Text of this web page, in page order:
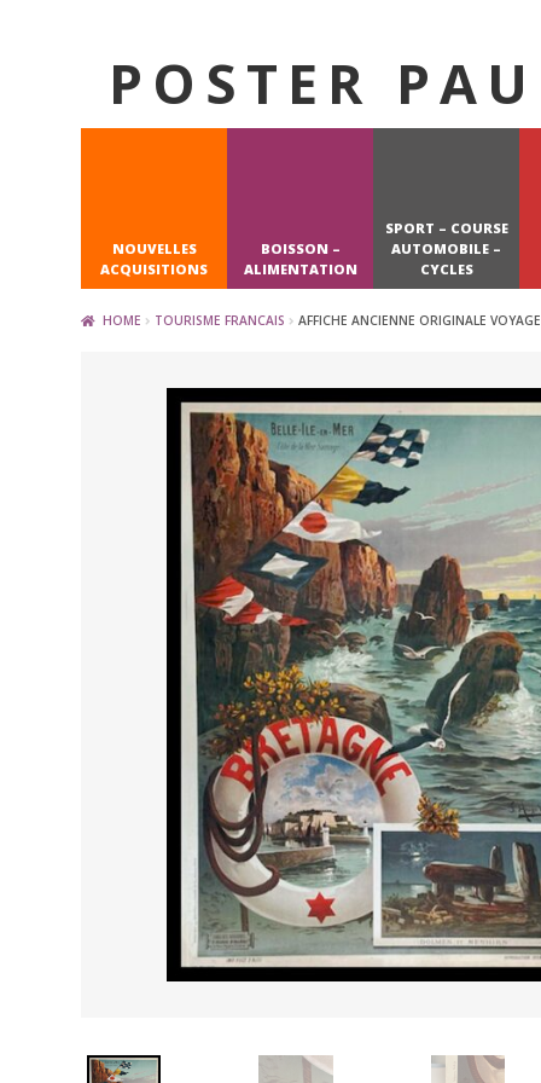
Skip
navigation
Skip
content
POSTER
NOUVELLES
ACQUISITIONS
BOISSON –
ALIMENTATION
SPORT – COURSE
AUTOMOBILE –
CYCLES
HOME TOURISME FRANCAIS AFFICHE ANCIENNE ORIGINALE